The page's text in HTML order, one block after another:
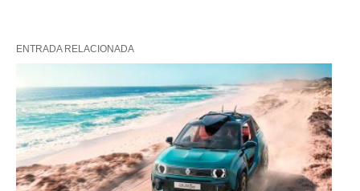
ENTRADA RELACIONADA